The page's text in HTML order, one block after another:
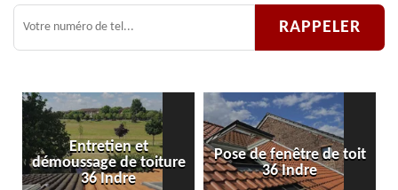
Entretien et
démoussage de toiture
36 Indre
Pose de fenêtre de toit
36 Indre